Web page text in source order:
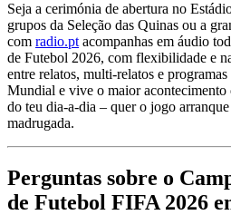
Seja a cerimónia de abertura no
grupos da Seleção das Quinas ou a
com radio.pt acompanhas em áudio
de Futebol 2026, com flexibilidade e
entre relatos, multi-relatos e
Mundial e vive o maior
do teu dia-a-dia – quer o jogo
madrugada.
Perguntas sobre o
de Futebol FIFA 2026